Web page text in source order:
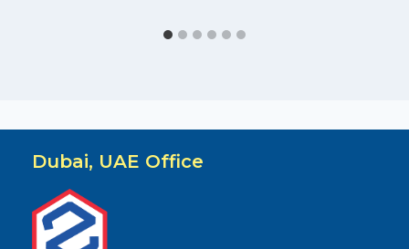
Dubai, UAE Office